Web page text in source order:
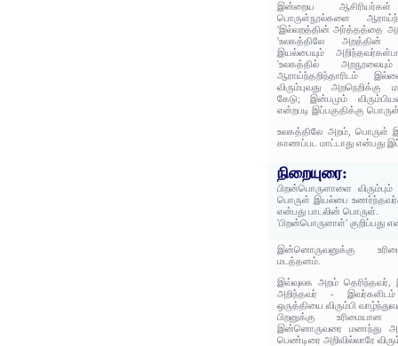
இன்றைய
பொருள்நூல்களை
'இல்லறத்தின் அர்த்தத்தை
'உலகத்திலே அறத்தின்
இயல்பையும்
'உலகத்தில்
ஆராய்ந்தறிந்தாரிடம்
விரும்புவது அறநெறிக்கு
கேடு; இன்பமும்
என்றபடி இப்பகுதிக்கு
உலகத்திலே அறம், பொருள்
காணப்பட மாட்டாது என்பது
நிறையுரை:
பிறன்பொருளாளை
பொருள் இயல்பை
என்பது பாடலின் பொருள்.
'பிறன்பொருளாள்' குறிப்பது
இன்னொருவனுக்கு
மடத்தனம்.
இவ்வுலக அறம்
அறிந்தவர் - இவர்களிடம்
ஒருத்தியை விரும்பி
பிறனுக்கு
இன்னொருவரை மணந்து
பெண்டிரை அறிவில்லாரே